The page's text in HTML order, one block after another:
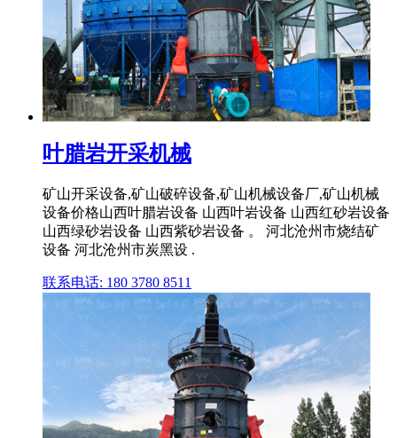
叶腊岩开采机械
矿山开采设备,矿山破碎设备,矿山机械设备厂,矿山机械
设备价格山西叶腊岩设备 山西叶岩设备 山西红砂岩设备
山西绿砂岩设备 山西紫砂岩设备 。 河北沧州市烧结矿
设备 河北沧州市炭黑设 .
联系电话: 180 3780 8511